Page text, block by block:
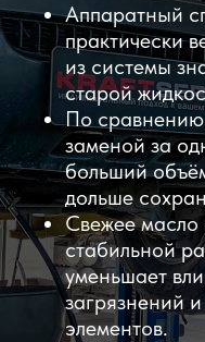
Аппаратный
практически
из системы
старой
По
заменой за
больший
дольше
Свежее масло
стабильной
уменьшает
загрязнений
элементов.